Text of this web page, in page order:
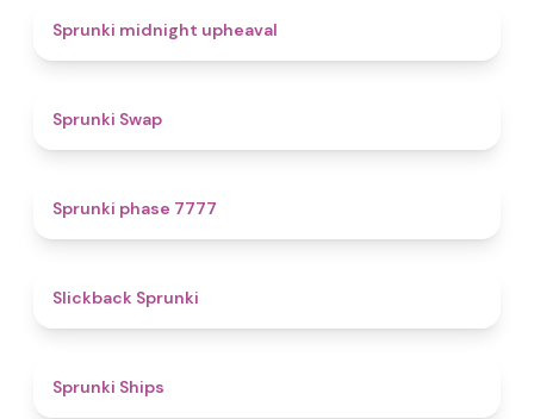
Sprunki midnight upheaval
Sprunki Swap
Sprunki phase 7777
Slickback Sprunki
Sprunki Ships